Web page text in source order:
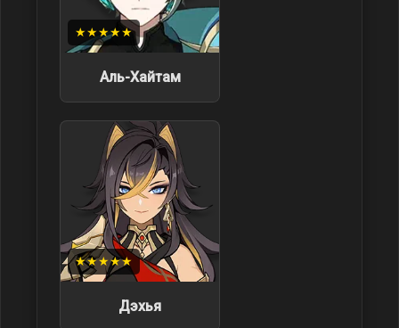
★★★★★
Аль-Хайтам
★★★★★
Дэхья